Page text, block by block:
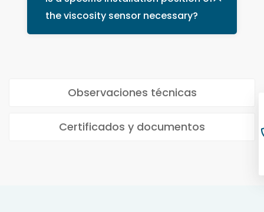
the viscosity sensor necessary?
Observaciones técnicas
Certificados y documentos